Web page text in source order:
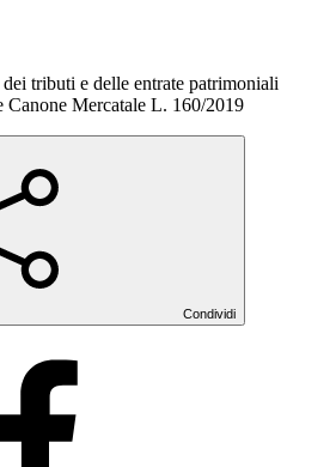
tributi e delle entrate patrimoniali
Mercatale L. 160/2019
Condividi